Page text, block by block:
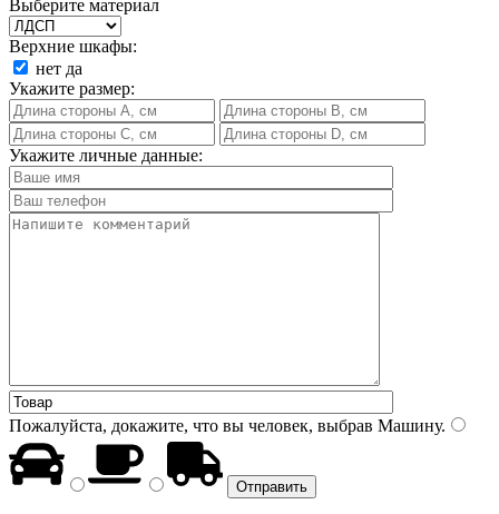
Выберите материал
Верхние шкафы:
нет да
Укажите размер:
Укажите личные данные:
Пожалуйста, докажите, что вы человек, выбрав Машину.